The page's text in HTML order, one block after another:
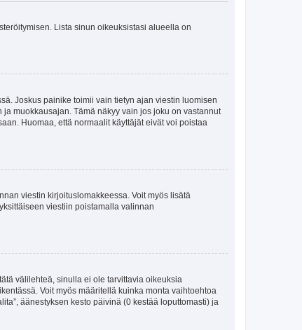
Lista sinun oikeuksistasi alueella on
Joskus painike toimii vain tietyn ajan viestin luomisen
muokkausajan. Tämä näkyy vain jos joku on vastannut
Huomaa, että normaalit käyttäjät eivät voi poistaa
viestin kirjoituslomakkeessa. Voit myös lisätä
viestiin poistamalla valinnan
välilehteä, sinulla ei ole tarvittavia oikeuksia
Voit myös määritellä kuinka monta vaihtoehtoa
äänestyksen kesto päivinä (0 kestää loputtomasti) ja